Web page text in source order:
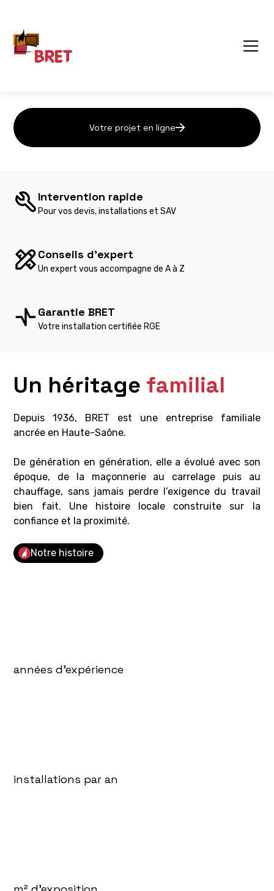
cheminée,
poêle, carrelage à
Votre projet en ligne
Intervention rapide
Pour vos devis, installations et SAV
Conseils d'expert
Un expert vous accompagne de A à Z
Garantie BRET
Votre installation certifiée RGE
Un héritage familial
Depuis 1936, BRET est une entreprise familiale
ancrée en Haute-Saône.
De génération en génération, elle a évolué avec son
époque, de la maçonnerie au carrelage puis au
chauffage, sans jamais perdre l’exigence du travail
bien fait. Une histoire locale construite sur la
confiance et la proximité.
Notre histoire
années d'expérience
installations par an